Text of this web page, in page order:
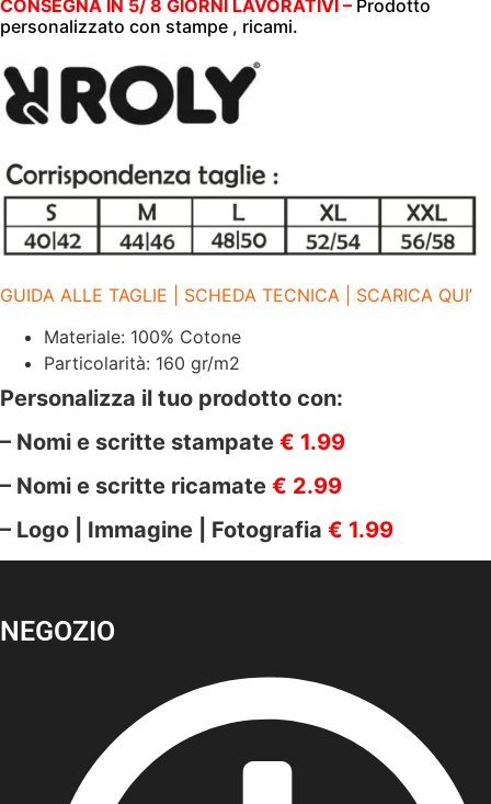
|
EXTREME
|
1218
BLU
DENIM
quantità
CONSEGNA IN 5/ 8 GIORNI LAVORATIVI – Prodotto
personalizzato con stampe , ricami.
GUIDA ALLE TAGLIE | SCHEDA TECNICA | SCARICA QUI’
Materiale: 100% Cotone
Particolarità: 160 gr/m2
Personalizza il tuo prodotto con:
– Nomi e scritte stampate € 1.99
– Nomi e scritte ricamate € 2.99
– Logo | Immagine | Fotografia € 1.99
NEGOZIO